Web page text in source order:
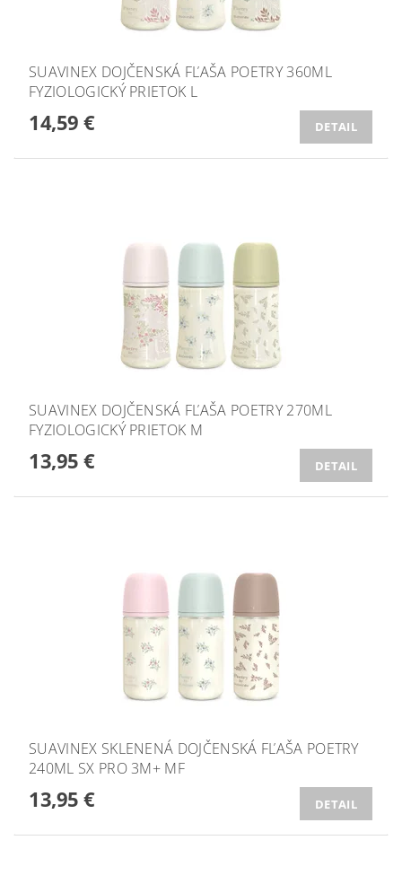
SUAVINEX DOJČENSKÁ FĽAŠA POETRY 360ML
FYZIOLOGICKÝ PRIETOK L
14,59 € DETAIL
SUAVINEX DOJČENSKÁ FĽAŠA POETRY 270ML
FYZIOLOGICKÝ PRIETOK M
13,95 € DETAIL
SUAVINEX SKLENENÁ DOJČENSKÁ FĽAŠA POETRY
240ML SX PRO 3M+ MF
13,95 € DETAIL